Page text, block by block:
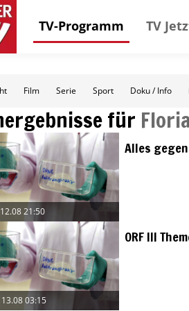
TV-Programm TV
Film Serie Sport Doku / Info
für
21:50
Alles
13.08 03:15
ORF III